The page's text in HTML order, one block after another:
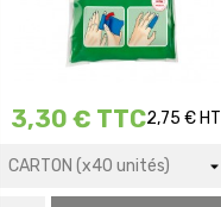
3,30 € TTC2,75 € HT